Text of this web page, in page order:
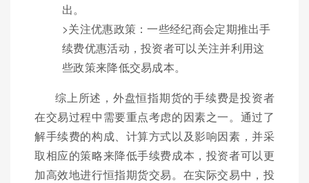
出。
>关注优惠政策：一些经纪商会定期推出手
续费优惠活动，投资者可以关注并利用这
些政策来降低交易成本。
综上所述，外盘恒指期货的手续费是投资者
在交易过程中需要重点考虑的因素之一。通过了
解手续费的构成、计算方式以及影响因素，并采
取相应的策略来降低手续费成本，投资者可以更
加高效地进行恒指期货交易。在实际交易中，投